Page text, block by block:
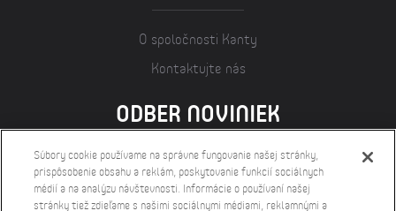
O spoločnosti Kanty
Kontaktujte nás
ODBER NOVINIEK
Súbory cookie používame na správne fungovanie našej stránky,
prispôsobenie obsahu a reklám, poskytovanie funkcií sociálnych
médií a na analýzu návštevnosti. Informácie o používaní našej
stránky tiež zdieľame s našimi sociálnymi médiami, reklamnými a